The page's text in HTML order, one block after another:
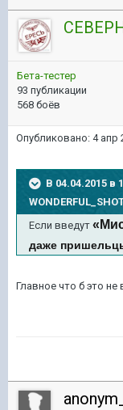
Бета-тестер
93 публикации
568 боёв
Опубликовано: 4 апр
В 04.04.2015 в
Если введут
даже
Главное что б это не